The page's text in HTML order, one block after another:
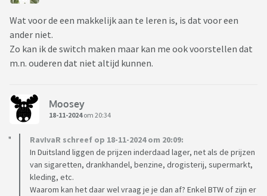
Wat voor de een makkelijk aan te leren is, is dat voor een
ander niet.
Zo kan ik de switch maken maar kan me ook voorstellen dat
m.n. ouderen dat niet altijd kunnen.
Moosey
18-11-2024om 20:34
RavIvaR schreef op 18-11-2024 om 20:09:
In Duitsland liggen de prijzen inderdaad lager, net als de prijzen
van sigaretten, drankhandel, benzine, drogisterij, supermarkt,
kleding, etc.
Waarom kan het daar wel vraag je je dan af? Enkel BTW of zijn er